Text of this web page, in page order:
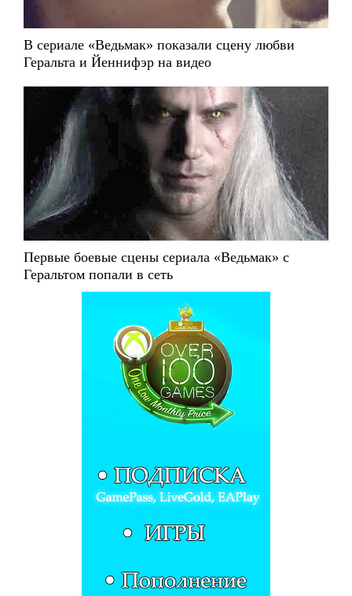
В сериале «Ведьмак» показали сцену любви
Геральта и Йеннифэр на видео
Первые боевые сцены сериала «Ведьмак» с
Геральтом попали в сеть